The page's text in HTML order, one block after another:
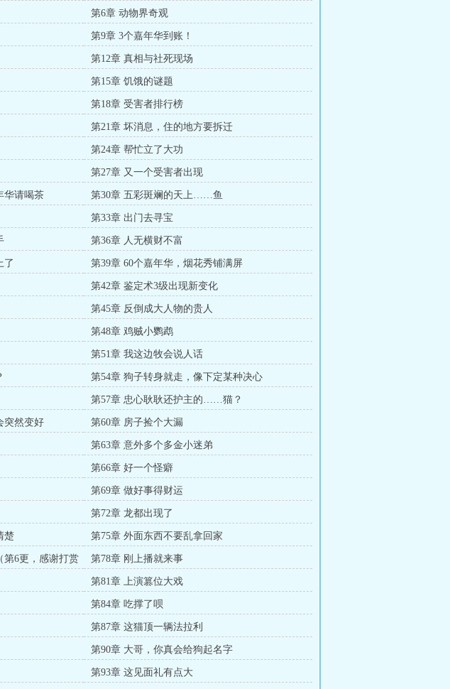
第6章 动物界奇观
第9章 3个嘉年华到账！
第12章 真相与社死现场
第15章 饥饿的谜题
第18章 受害者排行榜
第21章 坏消息，住的地方要拆迁
第24章 帮忙立了大功
第27章 又一个受害者出现
华请喝茶 第30章 五彩斑斓的天上……鱼
第33章 出门去寻宝
第36章 人无横财不富
了 第39章 60个嘉年华，烟花秀铺满屏
第42章 鉴定术3级出现新变化
第45章 反倒成大人物的贵人
第48章 鸡贼小鹦鹉
第51章 我这边牧会说人话
第54章 狗子转身就走，像下定某种决心
第57章 忠心耿耿还护主的……猫？
突然变好 第60章 房子捡个大漏
第63章 意外多个多金小迷弟
第66章 好一个怪癖
第69章 做好事得财运
第72章 龙都出现了
楚 第75章 外面东西不要乱拿回家
第6更，感谢打赏
第78章 刚上播就来事
第81章 上演篡位大戏
第84章 吃撑了呗
第87章 这猫顶一辆法拉利
第90章 大哥，你真会给狗起名字
第93章 这见面礼有点大